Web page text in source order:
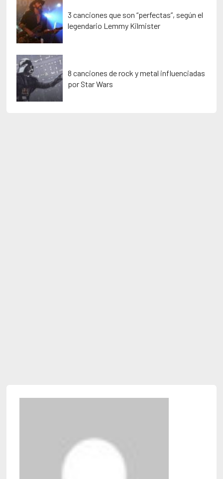
3 canciones que son “perfectas”, según el
legendario Lemmy Kilmister
8 canciones de rock y metal influenciadas
por Star Wars